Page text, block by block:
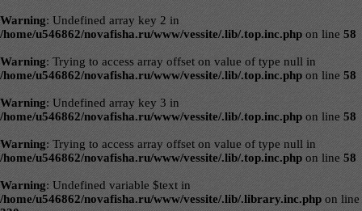
Warning: Undefined array key 2 in
/home/u546862/novafisha.ru/www/vessite/.lib/.top.inc.php on line 58
Warning: Trying to access array offset on value of type null in
/home/u546862/novafisha.ru/www/vessite/.lib/.top.inc.php on line 58
Warning: Undefined array key 3 in
/home/u546862/novafisha.ru/www/vessite/.lib/.top.inc.php on line 58
Warning: Trying to access array offset on value of type null in
/home/u546862/novafisha.ru/www/vessite/.lib/.top.inc.php on line 58
Warning: Undefined variable $text in
/home/u546862/novafisha.ru/www/vessite/.lib/.library.inc.php on line